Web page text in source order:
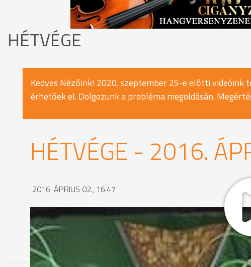
HÉTVÉGE
Kedves Nézőink! 2020. szeptember 25-e előtti videóink
érhetőek el. Dolgozunk a probléma megoldásán.
HÉTVÉGE - 2016.
2016. ÁPRILIS 02., 16:47
MEGOSZTÁS